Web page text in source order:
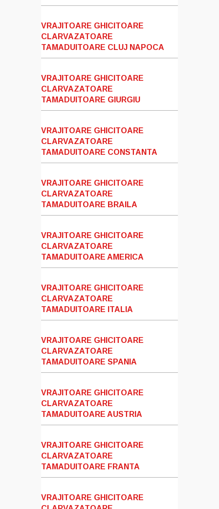
VRAJITOARE GHICITOARE
CLARVAZATOARE
TAMADUITOARE CLUJ NAPOCA
VRAJITOARE GHICITOARE
CLARVAZATOARE
TAMADUITOARE GIURGIU
VRAJITOARE GHICITOARE
CLARVAZATOARE
TAMADUITOARE CONSTANTA
VRAJITOARE GHICITOARE
CLARVAZATOARE
TAMADUITOARE BRAILA
VRAJITOARE GHICITOARE
CLARVAZATOARE
TAMADUITOARE AMERICA
VRAJITOARE GHICITOARE
CLARVAZATOARE
TAMADUITOARE ITALIA
VRAJITOARE GHICITOARE
CLARVAZATOARE
TAMADUITOARE SPANIA
VRAJITOARE GHICITOARE
CLARVAZATOARE
TAMADUITOARE AUSTRIA
VRAJITOARE GHICITOARE
CLARVAZATOARE
TAMADUITOARE FRANTA
VRAJITOARE GHICITOARE